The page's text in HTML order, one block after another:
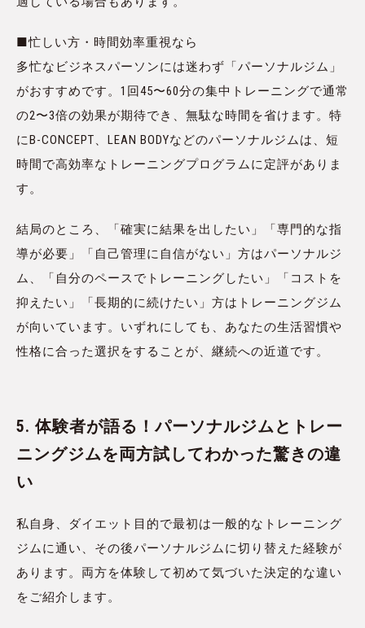
■忙しい方・時間効率重視なら
多忙なビジネスパーソンには迷わず「パーソナルジム」
がおすすめです。1回45〜60分の集中トレーニングで通常
の2〜3倍の効果が期待でき、無駄な時間を省けます。特
にB-CONCEPT、LEAN BODYなどのパーソナルジムは、短
時間で高効率なトレーニングプログラムに定評がありま
す。
結局のところ、「確実に結果を出したい」「専門的な指
導が必要」「自己管理に自信がない」方はパーソナルジ
ム、「自分のペースでトレーニングしたい」「コストを
抑えたい」「長期的に続けたい」方はトレーニングジム
が向いています。いずれにしても、あなたの生活習慣や
性格に合った選択をすることが、継続への近道です。
5. 体験者が語る！パーソナルジムとトレー
ニングジムを両方試してわかった驚きの違
い
私自身、ダイエット目的で最初は一般的なトレーニング
ジムに通い、その後パーソナルジムに切り替えた経験が
あります。両方を体験して初めて気づいた決定的な違い
をご紹介します。